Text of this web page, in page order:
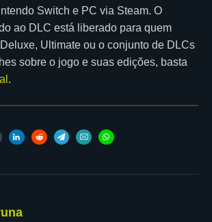
Switch e PC via Steam. O
ao DLC está liberado para quem
Ultimate ou o conjunto de DLCs
sobre o jogo e suas edições, basta
.